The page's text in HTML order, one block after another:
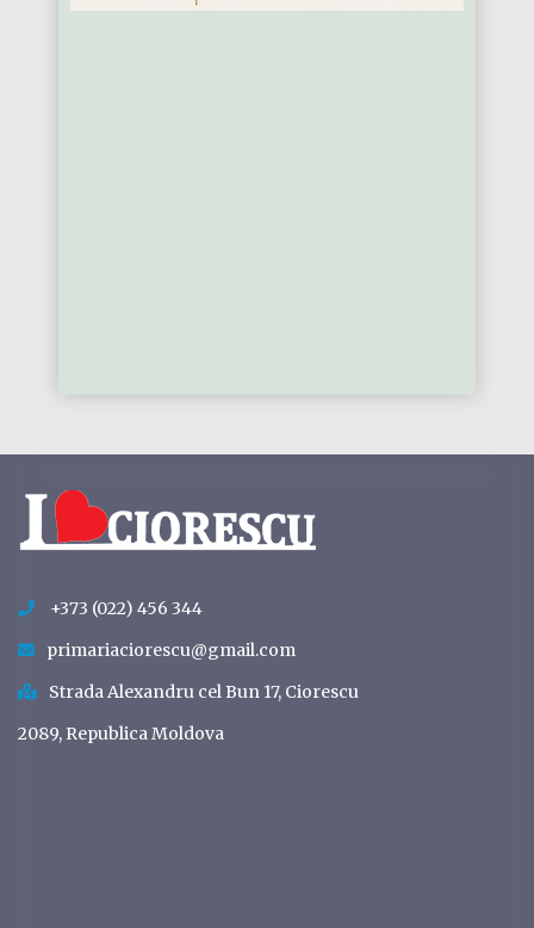
+373 (022) 456 344
primariaciorescu@gmail.com
Strada Alexandru cel Bun 17, Ciorescu
2089, Republica Moldova